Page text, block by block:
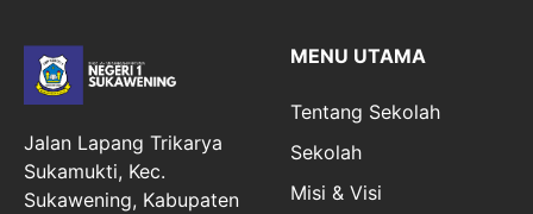
Jalan Lapang Trikarya
Sukamukti, Kec.
Sukawening, Kabupaten
MENU UTAMA
Tentang Sekolah
Sekolah
Misi & Visi